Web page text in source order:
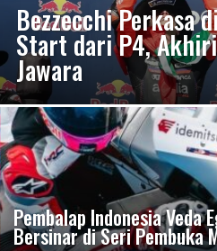
Bezzecchi Perkasa
Start dari P4,
Jawara
Pembalap Indonesia Veda
Bersinar di Seri Pembuka